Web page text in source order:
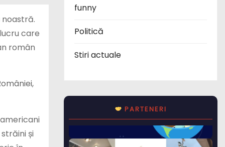
noastră.
care
român
și
funny
Politică
Stiri actuale
PARTENERI